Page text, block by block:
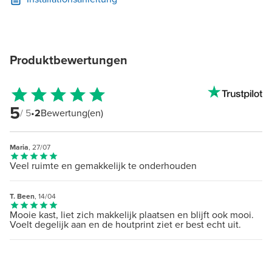
Produktbewertungen
5/ 5•2Bewertung(en)
Maria, 27/07
Veel ruimte en gemakkelijk te onderhouden
T. Been, 14/04
Mooie kast, liet zich makkelijk plaatsen en blijft ook mooi.
Voelt degelijk aan en de houtprint ziet er best echt uit.